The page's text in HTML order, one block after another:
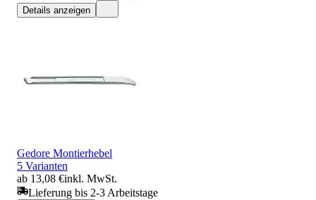
Details anzeigen
Gedore Montierhebel
5 Varianten
ab 13,08 €inkl. MwSt.
Lieferung bis 2-3 Arbeitstage